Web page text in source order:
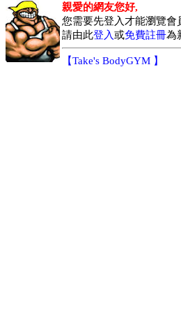
親愛的網友您好,
您需要先登入才能瀏覽會
請由此登入或免費註冊為
【Take's BodyGYM 】